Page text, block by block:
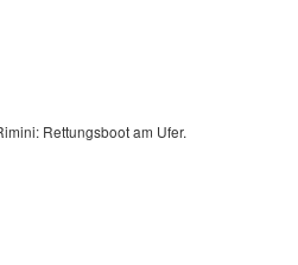
Rettungsboot am Ufer.